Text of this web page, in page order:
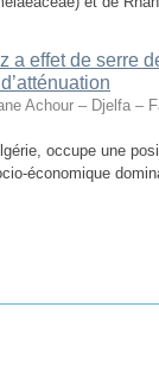
a effet de serre
Achour – Djelfa –
occupe une
économique